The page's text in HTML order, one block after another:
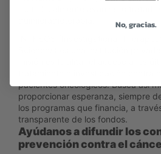
pacientes oncológicos. Busca así
proporcionar esperanza, siempre
los programas que financia, a
transparente de los fondos.
Ayúdanos a difundir los
prevención contra el
No, gracias.